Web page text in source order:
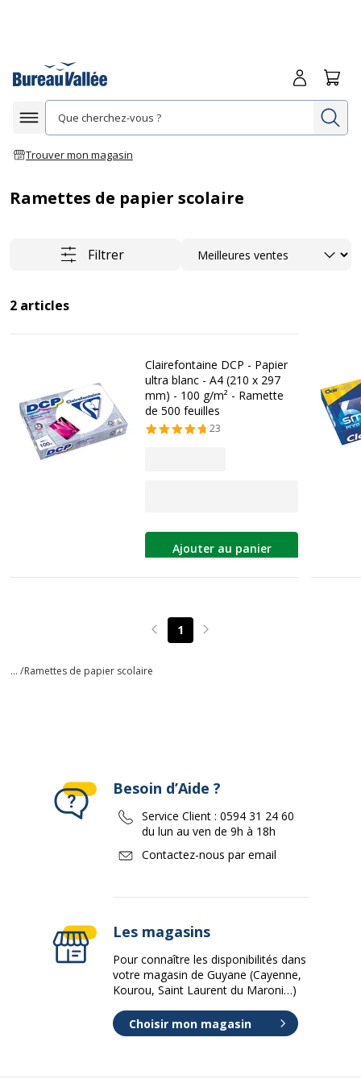
Afficher la navigation
Trouver mon magasin
Me
Ramettes de papier scolaire
Filtrer Trier
2 articles
Clairefontaine DCP - Papier
ultra blanc - A4 (210 x 297
mm) - 100 g/m² - Ramette
de 500 feuilles
23
Ajouter au panier
Page précédente
1 Page suivante
... /Ramettes de papier scolaire
Besoin d’Aide ?
Service Client : 0594 31 24 60
du lun au ven de 9h à 18h
Contactez-nous par email
Les magasins
Pour connaître les disponibilités dans
votre magasin de Guyane (Cayenne,
Kourou, Saint Laurent du Maroni…)
Choisir mon magasin